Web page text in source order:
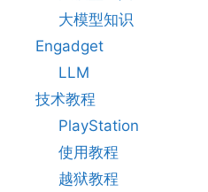
大模型知识
Engadget
LLM
技术教程
PlayStation
使用教程
越狱教程